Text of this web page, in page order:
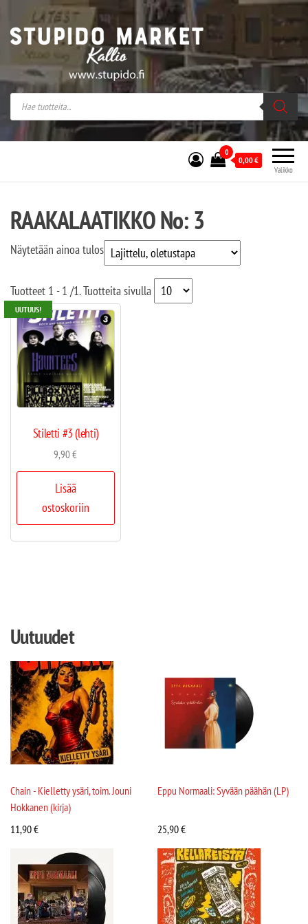
Stupido Market – verkossa ja kivijalassa
Stupido Market on vaihtoehtomusaan
erikoistunut verkko- sekä
kivijalkakauppa Helsingissä Kallion
sydämessä.
Valikko
0
0,00€
RAAKALAATIKKO No: 3
Näytetään ainoa tulos
Tuotteet 1 - 1 /1. Tuotteita sivulla
UUTUUS!
Stiletti #3 (lehti)
9,90€
Lisää
ostoskoriin
Uutuudet
Chain - Kielletty ysäri, toim. Jouni
Hokkanen (kirja)
11,90€
Eppu Normaali: Syvään päähän (LP)
25,90€